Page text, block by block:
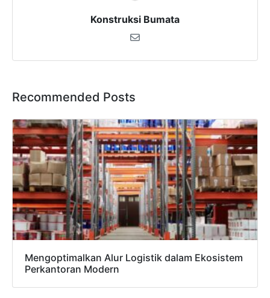
Konstruksi Bumata
Recommended Posts
Mengoptimalkan Alur Logistik dalam Ekosistem
Perkantoran Modern